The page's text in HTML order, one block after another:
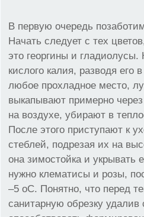
В первую очередь
Начать следует с тех
это георгины и гладиолусы.
кислого калия, разводя
любое прохладное место,
выкапывают примерно
на воздухе, убирают в
После этого приступают к
стеблей, подрезая их на
она зимостойка и укрывать
нужно клематисы и розы,
–5 оС. Понятно, что перед
санитарную обрезку